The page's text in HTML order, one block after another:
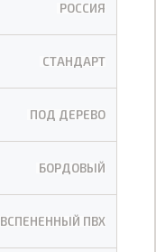
РОССИЯ
СТАНДАРТ
ПОД ДЕРЕВО
БОРДОВЫЙ
ВСПЕНЕННЫЙ ПВХ